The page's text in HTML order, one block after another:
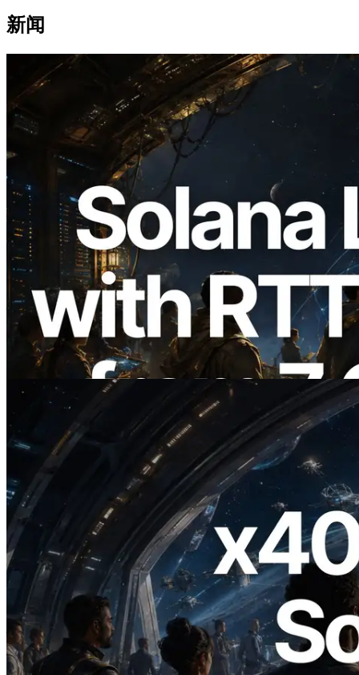
新闻
2026.08.05
ERPC 扩展 Solana Leader Slot API：新
增全球 7 个区域的 Ping 测量，Validators
Information API 同步上线
阅读此文章
2026.07.04
ERPC 发布支持 x402 支付的 Solana RPC
— AI Agent 按需为 API 付费的时代开启
阅读此文章